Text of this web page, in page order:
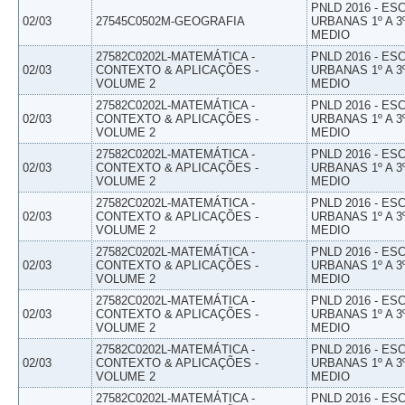
02/03 27545C0502M-GEOGRAFIA
PNLD 2016 -
URBANAS 1º A
MEDIO
02/03
27582C0202L-MATEMÁTICA -
CONTEXTO & APLICAÇÕES -
VOLUME 2
PNLD 2016 -
URBANAS 1º A
MEDIO
02/03
27582C0202L-MATEMÁTICA -
CONTEXTO & APLICAÇÕES -
VOLUME 2
PNLD 2016 -
URBANAS 1º A
MEDIO
02/03
27582C0202L-MATEMÁTICA -
CONTEXTO & APLICAÇÕES -
VOLUME 2
PNLD 2016 -
URBANAS 1º A
MEDIO
02/03
27582C0202L-MATEMÁTICA -
CONTEXTO & APLICAÇÕES -
VOLUME 2
PNLD 2016 -
URBANAS 1º A
MEDIO
02/03
27582C0202L-MATEMÁTICA -
CONTEXTO & APLICAÇÕES -
VOLUME 2
PNLD 2016 -
URBANAS 1º A
MEDIO
02/03
27582C0202L-MATEMÁTICA -
CONTEXTO & APLICAÇÕES -
VOLUME 2
PNLD 2016 -
URBANAS 1º A
MEDIO
02/03
27582C0202L-MATEMÁTICA -
CONTEXTO & APLICAÇÕES -
VOLUME 2
PNLD 2016 -
URBANAS 1º A
MEDIO
27582C0202L-MATEMÁTICA -
PNLD 2016 -